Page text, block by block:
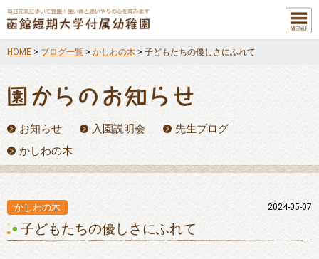
メニュ
HOME > ブログ一覧 > かしわの木 > 子どもたちの優しさにふれて
お知らせ 入園説明会
先生ブログ
かしわの木
かしわの木 2024-05-07
子どもたちの優しさにふれて